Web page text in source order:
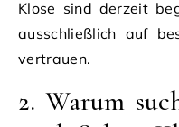
Klose sind derzeit
ausschließlich auf
vertrauen.
2. Warum